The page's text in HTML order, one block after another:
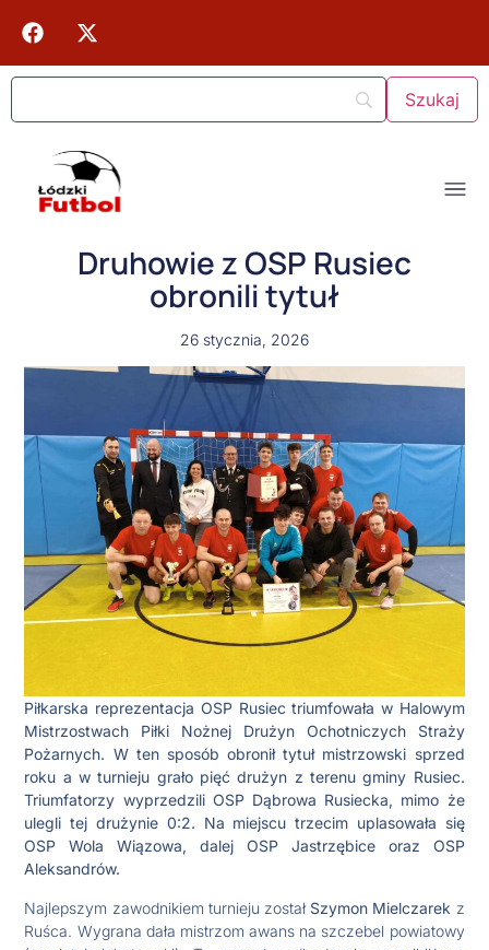
Druhowie z OSP Rusiec
obronili tytuł
26 stycznia, 2026
Piłkarska reprezentacja OSP Rusiec triumfowała w Halowym
Mistrzostwach Piłki Nożnej Drużyn Ochotniczych Straży
Pożarnych. W ten sposób obronił tytuł mistrzowski sprzed
roku a w turnieju grało pięć drużyn z terenu gminy Rusiec.
Triumfatorzy wyprzedzili OSP Dąbrowa Rusiecka, mimo że
ulegli tej drużynie 0:2. Na miejscu trzecim uplasowała się
OSP Wola Wiązowa, dalej OSP Jastrzębice oraz OSP
Aleksandrów.
Najlepszym zawodnikiem turnieju został Szymon Mielczarek z
Ruśca. Wygrana dała mistrzom awans na szczebel powiatowy